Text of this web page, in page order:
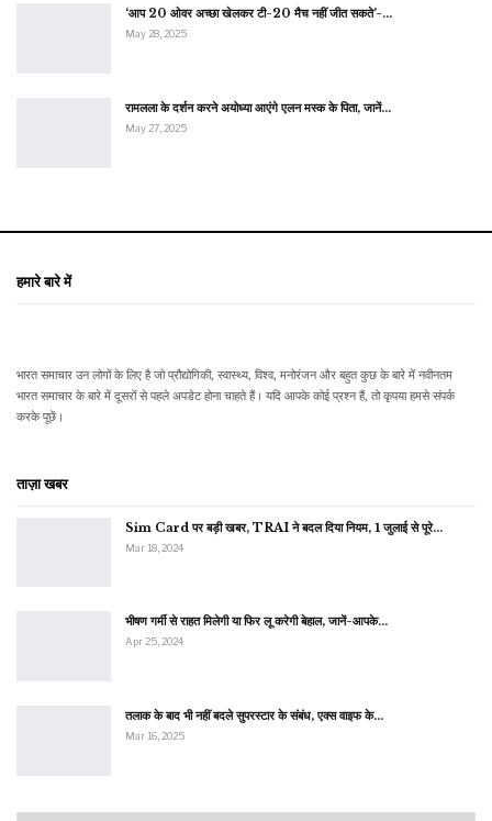
‘आप 20 ओवर अच्छा खेलकर टी-20 मैच नहीं जीत सकते’-…
May 28, 2025
रामलला के दर्शन करने अयोध्या आएंगे एलन मस्क के पिता, जानें…
May 27, 2025
हमारे बारे में
भारत समाचार उन लोगों के लिए है जो प्रौद्योगिकी, स्वास्थ्य, विश्व, मनोरंजन और बहुत कुछ के बारे में नवीनतम
भारत समाचार के बारे में दूसरों से पहले अपडेट होना चाहते हैं। यदि आपके कोई प्रश्न हैं, तो कृपया हमसे संपर्क
करके पूछें।
ताज़ा खबर
Sim Card पर बड़ी खबर, TRAI ने बदल दिया नियम, 1 जुलाई से पूरे…
Mar 18, 2024
भीषण गर्मी से राहत मिलेगी या फिर लू करेगी बेहाल, जानें-आपके…
Apr 25, 2024
तलाक के बाद भी नहीं बदले सुपरस्टार के संबंध, एक्स वाइफ के…
Mar 16, 2025